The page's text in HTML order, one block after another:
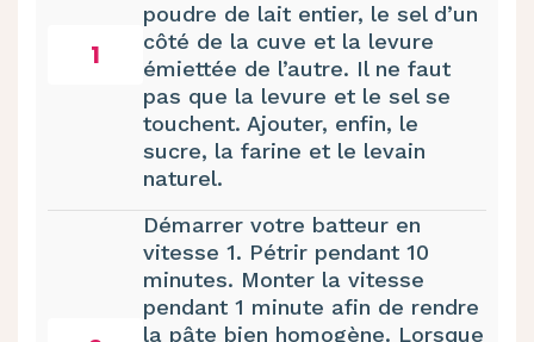
1
poudre de lait entier, le sel d’un
côté de la cuve et la levure
émiettée de l’autre. Il ne faut
pas que la levure et le sel se
touchent. Ajouter, enfin, le
sucre, la farine et le levain
naturel.
Démarrer votre batteur en
vitesse 1. Pétrir pendant 10
minutes. Monter la vitesse
pendant 1 minute afin de rendre
la pâte bien homogène. Lorsque